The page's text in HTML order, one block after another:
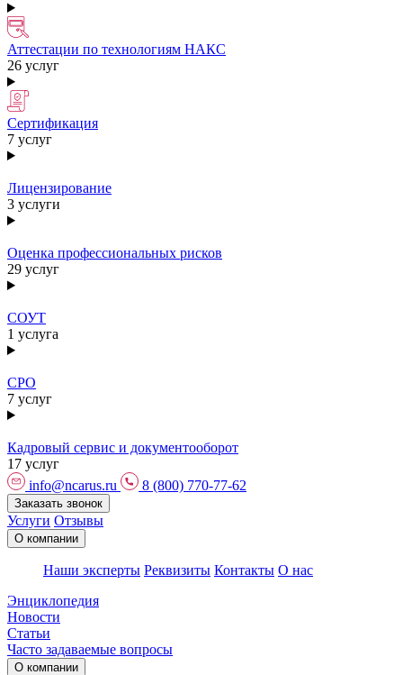
Аттестации по технологиям НАКС
26 услуг
Сертификация
7 услуг
Лицензирование
3 услуги
Оценка профессиональных рисков
29 услуг
СОУТ
1 услуга
СРО
7 услуг
Кадровый сервис и документооборот
17 услуг
info@ncarus.ru
8 (800) 770-77-62
Заказать звонок
Услуги Отзывы
О компании
Наши эксперты Реквизиты Контакты О нас
Энциклопедия
Новости
Статьи
Часто задаваемые вопросы
О компании